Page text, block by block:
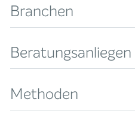
Branchen
Beratungsanliegen
Methoden